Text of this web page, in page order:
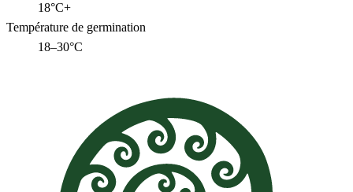
18°C+
Température de germination
18–30°C